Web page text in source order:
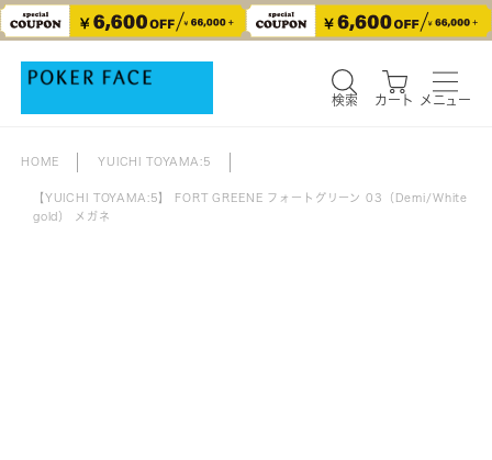
検索 カート メニュー
HOME YUICHI TOYAMA:5
【YUICHI TOYAMA:5】 FORT GREENE フォートグリーン 03（Demi/White
gold） メガネ